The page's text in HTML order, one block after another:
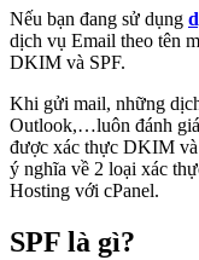
Nếu bạn đang sử dụng
dịch vụ Email theo tên
DKIM và SPF.
Khi gửi mail, những
Outlook,…luôn đánh
được xác thực DKIM
ý nghĩa về 2 loại xác
Hosting với cPanel.
SPF là gì?